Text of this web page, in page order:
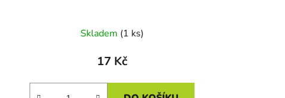
Skladem (1 ks)
17 Kč